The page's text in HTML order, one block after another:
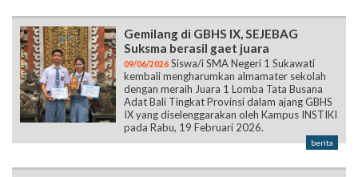
Gemilang di GBHS IX, SEJEBAG
Suksma berasil gaet juara
09/06/2026 Siswa/i SMA Negeri 1 Sukawati
kembali mengharumkan almamater sekolah
dengan meraih Juara 1 Lomba Tata Busana
Adat Bali Tingkat Provinsi dalam ajang GBHS
IX yang diselenggarakan oleh Kampus INSTIKI
pada Rabu, 19 Februari 2026.
berita